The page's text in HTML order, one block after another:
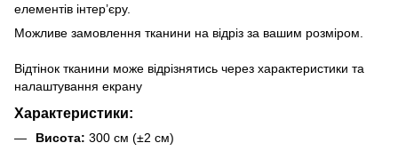
елементів інтер’єру.
Можливе замовлення тканини на відріз за вашим розміром.
Відтінок тканини може відрізнятись через характеристики та
налаштування екрану
Характеристики:
Висота: 300 см (±2 см)